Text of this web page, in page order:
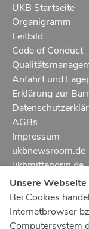
UKB Startseite
Organigramm
Leitbild
Code of Conduct
Anfahrt und
Erklärung zur
AGBs
Impressum
ukbnewsroom.de
ukbmittendrin.de
Notruf112
Ärztlicher
Unsere
Bei Cookies
Internetbrowser
Computersystem